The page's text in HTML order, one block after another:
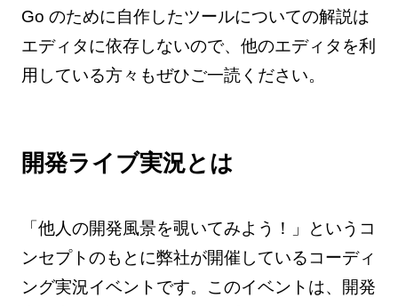
Go のために自作したツールについての解説は
エディタに依存しないので、他のエディタを利
用している方々もぜひご一読ください。
開発ライブ実況とは
「他人の開発風景を覗いてみよう！」というコ
ンセプトのもとに弊社が開催しているコーディ
ング実況イベントです。このイベントは、開発